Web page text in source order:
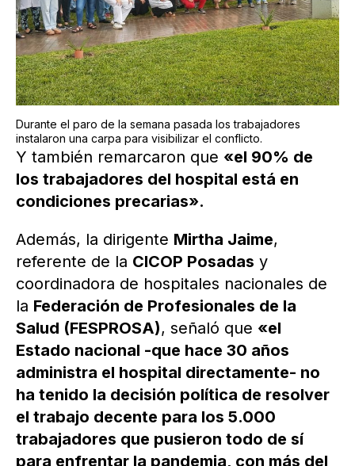
Durante el paro de la semana pasada los trabajadores
instalaron una carpa para visibilizar el conflicto.
Y también remarcaron que «el 90% de
los trabajadores del hospital está en
condiciones precarias».
Además, la dirigente Mirtha Jaime,
referente de la CICOP Posadas y
coordinadora de hospitales nacionales de
la Federación de Profesionales de la
Salud (FESPROSA), señaló que «el
Estado nacional -que hace 30 años
administra el hospital directamente- no
ha tenido la decisión política de resolver
el trabajo decente para los 5.000
trabajadores que pusieron todo de sí
para enfrentar la pandemia, con más del